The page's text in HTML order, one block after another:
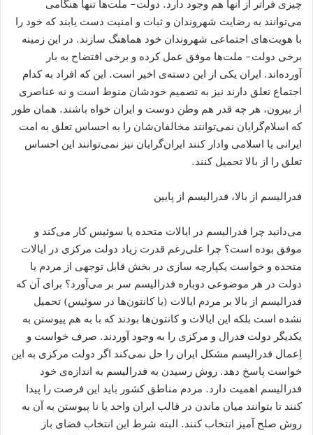
چیزی فراتر از آنها هم وجود دارد. دولت- ملت‌ها تنها هنگامی
می‌توانند به رضایت شهروندان و ثبات و امنیت دست یابند که خود را
با هویت‌های اجتماعی شهروندان خود هماهنگ سازند. در این زمینه
برخی دولت- ملت‌ها موفق عمل کرده و برخی افتضاح به بار
آورده‌اند. ایران یکی از این دسته‌ی اخیر است. این که افراد به کدام
اجتماع تعلق دارند نیز به تصمیم خودشان منوط است و نه عناصری
از بیرون، هر چه قدر هم وطن دوست و ایران خواه باشند. همان طور
که اسلام‌گرایان نمی‌توانند مخالفان‌شان را به احساس تعلق به امت
ایرانی یا اسلامی وادار کنند ایران‌گرایان نیز نمی‌توانند این احساس
تعلق را از بالا تحمیل کنند.
فدرالیسم از بالا، فدرالیسم از پایین
می‌دانید چرا فدرالیسم در ایالات متحده یا سوئیس کار می‌کند و
موفق بوده است؟ چرا علی‌رغم قدرت زیاد دولت مرکزی در ایالات
متحده و خواست یکپارچه سازی در بخش قابل توجهی از مردم یا
دولت در هر موضوعی دوباره فدرالیسم سر بر می‌آورد؟ برای آن که
فدرالیسم از بالا بر مردم ایالات (یا کانتون‌ها در سوئیس) تحمیل
نشده است بلکه این ایالات و کانتون‌ها بودند که با به هم پیوستن به
یکدیگر دولت فدرال و مرکزی را به وجود آوردند. صرف خواست و
اِعمال فدرالیسم مشکل ایران را حل نمی‌کند اگر دولت مرکزی به این
خواست پاسخ دهد. روش رسیدن به فدرالیسم به اندازه‌ی خود
فدرالیسم اهمیت دارد. مردم مناطق کشور باید این فرصت را پیدا
کنند تا بتوانند میان ماندن در قالب ایران واحد یا نا پیوستن به آن به
روش صلح آمیز انتخاب کنند. البته شرط این انتخاب فضای باز